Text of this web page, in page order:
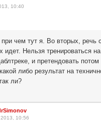
10:40
чем тут я. Во вторых, речь
идет. Нельзя тренироваться на
и претендовать потом
либо результат на
ли?
10:56